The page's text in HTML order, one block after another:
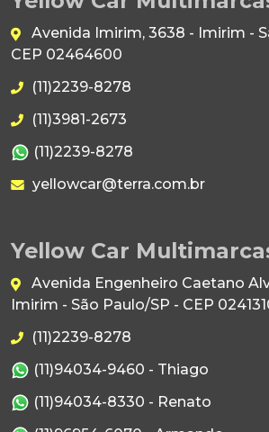
Avenida Imirim, 3638 - Imirim -
CEP 02464600
(11)2239-8278
(11)3981-2673
(11)2239-8278
yellowcar@terra.com.br
Yellow Car
Avenida Engenheiro Caetano
Imirim - São Paulo/SP - CEP
(11)2239-8278
(11)94034-9460 - Thiago
(11)94034-8330 - Renato